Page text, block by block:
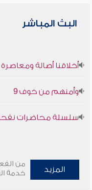
البث المباشر
أخلاقنا أصالة ومعاصرة
وأمنهم من خوف 9
سلسلة محاضرات نفحات
المزيد
من
خدمة